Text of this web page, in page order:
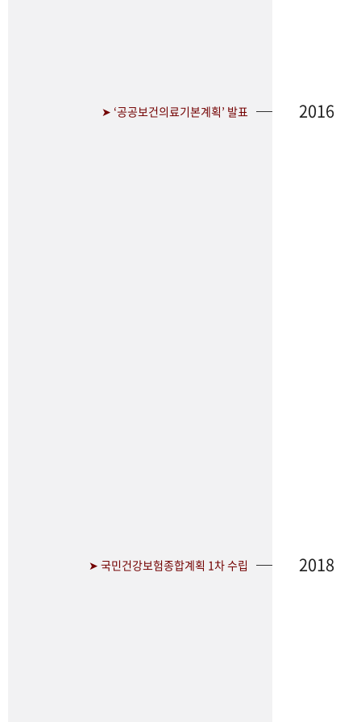
➤ ‘공공보건의료기본계획’ 발표 2016
➤ 국민건강보험종합계획 1차 수립 2018